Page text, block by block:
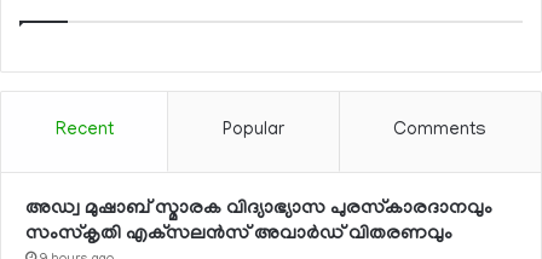
Recent Popular Comments
അഡ്വ മുഷാബ് സ്മാരക വിദ്യാഭ്യാസ പുരസ്‌കാരദാനവും
സംസ്‌കൃതി എക്‌സലന്‍സ് അവാര്‍ഡ് വിതരണവും